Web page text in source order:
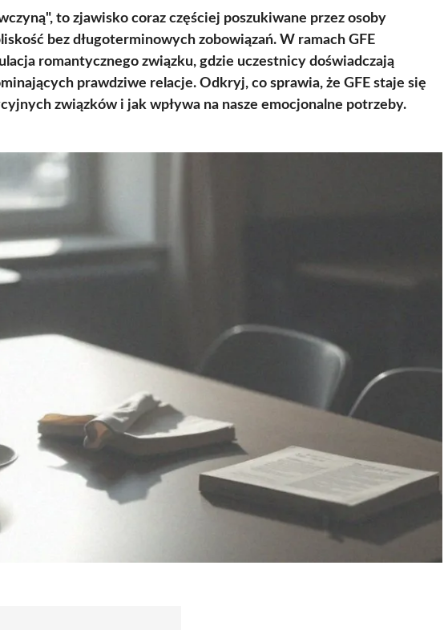
to zjawisko coraz częściej poszukiwane przez osoby
bez długoterminowych zobowiązań. W ramach GFE
romantycznego związku, gdzie uczestnicy doświadczają
prawdziwe relacje. Odkryj, co sprawia, że GFE staje się
związków i jak wpływa na nasze emocjonalne potrzeby.